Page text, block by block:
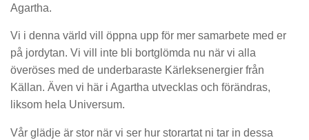
Agartha.
Vi i denna värld vill öppna upp för mer samarbete med er
på jordytan. Vi vill inte bli bortglömda nu när vi alla
överöses med de underbaraste Kärleksenergier från
Källan. Även vi här i Agartha utvecklas och förändras,
liksom hela Universum.
Vår glädje är stor när vi ser hur storartat ni tar in dessa